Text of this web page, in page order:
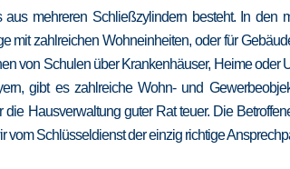
mehreren Schließzylindern besteht. In den
zahlreichen Wohneinheiten, oder für
von Schulen über Krankenhäuser, Heime oder
gibt es zahlreiche Wohn- und
Hausverwaltung guter Rat teuer. Die
vom Schlüsseldienst der einzig richtige